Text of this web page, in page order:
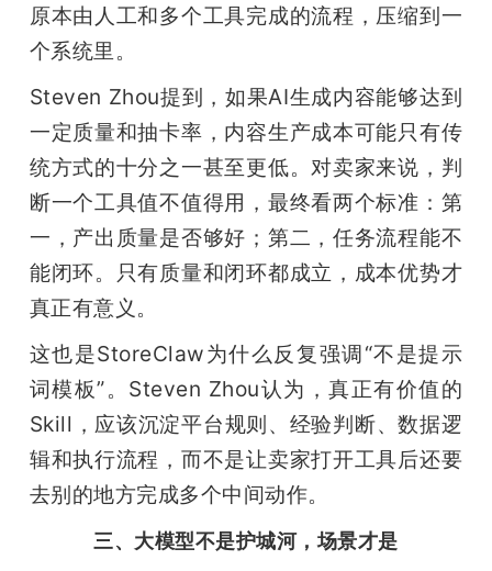
原本由人工和多个工具完成的流程，压缩到一
个系统里。
Steven Zhou提到，如果AI生成内容能够达到
一定质量和抽卡率，内容生产成本可能只有传
统方式的十分之一甚至更低。对卖家来说，判
断一个工具值不值得用，最终看两个标准：第
一，产出质量是否够好；第二，任务流程能不
能闭环。只有质量和闭环都成立，成本优势才
真正有意义。
这也是StoreClaw为什么反复强调“不是提示
词模板”。Steven Zhou认为，真正有价值的
Skill，应该沉淀平台规则、经验判断、数据逻
辑和执行流程，而不是让卖家打开工具后还要
去别的地方完成多个中间动作。
三、大模型不是护城河，场景才是